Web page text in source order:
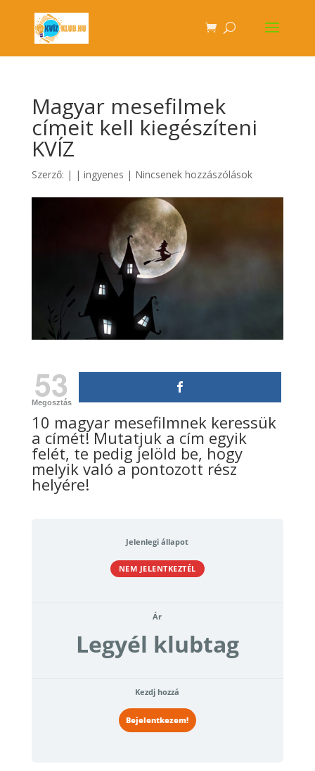
Magyar mesefilmek
címeit kell kiegészíteni
KVÍZ
Szerző: | | ingyenes | Nincsenek hozzászólások
53
Megosztás
10 magyar mesefilmnek keressük
a címét! Mutatjuk a cím egyik
felét, te pedig jelöld be, hogy
melyik való a pontozott rész
helyére!
Jelenlegi állapot
NEM JELENTKEZTÉL
Ár
Legyél klubtag
Kezdj hozzá
Bejelentkezem!